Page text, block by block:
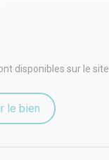
disponibles sur le site
le bien